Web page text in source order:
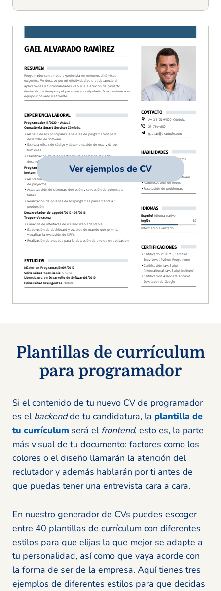
Ver ejemplos de CV
Plantillas de currículum
para programador
Si el contenido de tu nuevo CV de programador
es el backendde tu candidatura, la plantilla de
tu currículum será el frontend, esto es, la parte
más visual de tu documento: factores como los
colores o el diseño llamarán la atención del
reclutador y además hablarán por ti antes de
que puedas tener una entrevista cara a cara.
En nuestro generador de CVs puedes escoger
entre 40 plantillas de currículum con diferentes
estilos para que elijas la que mejor se adapte a
tu personalidad, así como que vaya acorde con
la forma de ser de la empresa. Aquí tienes tres
ejemplos de diferentes estilos para que decidas